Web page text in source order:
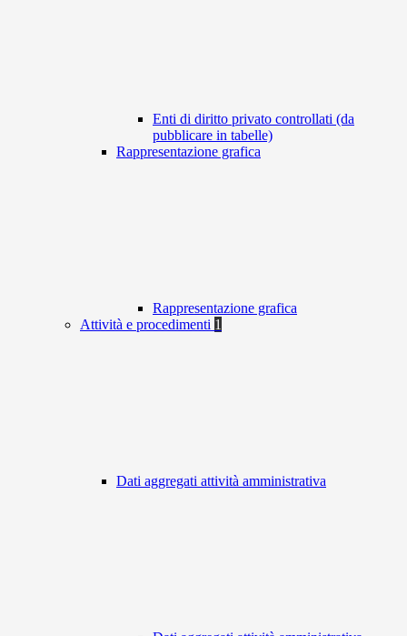
Enti di diritto privato controllati (da
pubblicare in tabelle)
Rappresentazione grafica
Rappresentazione grafica
Attività e procedimenti 1
Dati aggregati attività amministrativa